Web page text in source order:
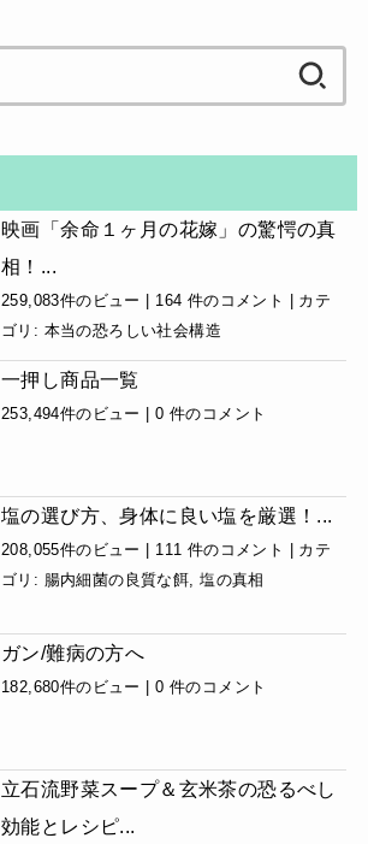
索:
映画「余命１ヶ月の花嫁」の驚愕の真
相！...
259,083件のビュー | 164 件のコメント | カテ
ゴリ: 本当の恐ろしい社会構造
一押し商品一覧
253,494件のビュー |0 件のコメント
塩の選び方、身体に良い塩を厳選！...
208,055件のビュー 111 件のコメント
カテ
ゴリ: 腸内細菌の良質な餌,塩の真相
ガン/難病の方へ
182,680件のビュー |0 件のコメント
立石流野菜スープ＆玄米茶の恐るべし
効能とレシピ...